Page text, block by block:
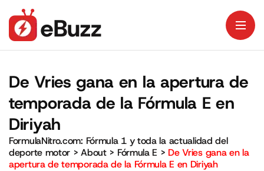
De Vries gana en la apertura de
temporada de la Fórmula E en
Diriyah
FormulaNitro.com: Fórmula 1 y toda la actualidad del
deporte motor >About> Fórmula E > De Vries gana en la
apertura de temporada de la Fórmula E en Diriyah